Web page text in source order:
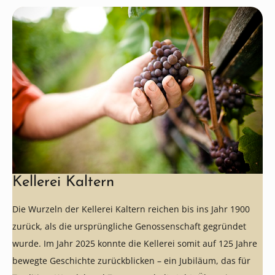
Kellerei Kaltern
Die Wurzeln der Kellerei Kaltern reichen bis ins Jahr 1900
zurück, als die ursprüngliche Genossenschaft gegründet
wurde. Im Jahr 2025 konnte die Kellerei somit auf 125 Jahre
bewegte Geschichte zurückblicken – ein Jubiläum, das für